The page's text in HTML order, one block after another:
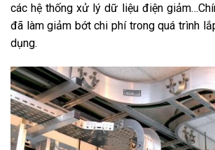
các hệ thống xử lý dữ liệu điện
đã làm giảm bớt chi phí trong quá trình
dụng.